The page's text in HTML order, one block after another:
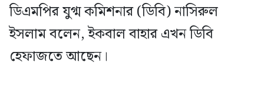
ডিএমপির যুগ্ম কমিশনার (ডিবি) নাসিরুল
ইসলাম বলেন, ইকবাল বাহার এখন ডিবি
হেফাজতে আছেন।